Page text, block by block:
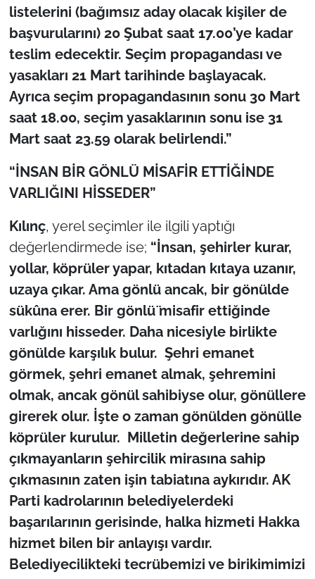
listelerini (bağımsız aday olacak kişiler de
başvurularını) 20 Şubat saat 17.00’ye kadar
teslim edecektir. Seçim propagandası ve
yasakları 21 Mart tarihinde başlayacak.
Ayrıca seçim propagandasının sonu 30 Mart
saat 18.00, seçim yasaklarının sonu ise 31
Mart saat 23.59 olarak belirlendi.”
“İNSAN BİR GÖNLÜ MİSAFİR ETTİĞİNDE
VARLIĞINI HİSSEDER”
Kılınç, yerel seçimler ile ilgili yaptığı
değerlendirmede ise; “İnsan, şehirler kurar,
yollar, köprüler yapar, kıtadan kıtaya uzanır,
uzaya çıkar. Ama gönlü ancak, bir gönülde
sükûna erer. Bir gönlü̈ misafir ettiğinde
varlığını hisseder. Daha nicesiyle birlikte
gönülde karşılık bulur. Şehri emanet
görmek, şehri emanet almak, şehremini
olmak, ancak gönül sahibiyse olur, gönüllere
girerek olur. İşte o zaman gönülden gönülle
köprüler kurulur. Milletin değerlerine sahip
çıkmayanların şehircilik mirasına sahip
çıkmasının zaten işin tabiatına aykırıdır. AK
Parti kadrolarının belediyelerdeki
başarılarının gerisinde, halka hizmeti Hakka
hizmet bilen bir anlayışı vardır.
Belediyecilikteki tecrübemizi ve birikimimizi